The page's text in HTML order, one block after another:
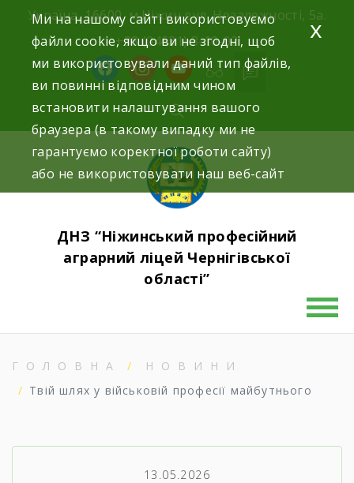
content
Україна, 16600, м.Ніжин вул. Незалежності, 5а.
+38 (04631) 3-10-02
facebookinstagram
youtube
ДНЗ “Ніжинський професійний
аграрний ліцей Чернігівської
області”
ГОЛОВНА
НОВИНИ
Твій шлях у військовій професії майбутнього
13.05.2026
Ми на нашому сайті використовуємо
файли cookie, якщо ви не згодні, щоб
ми використовували даний тип файлів,
ви повинні відповідним чином
встановити налаштування вашого
браузера (в такому випадку ми не
гарантуємо коректної роботи сайту)
або не використовувати наш веб-сайт
x